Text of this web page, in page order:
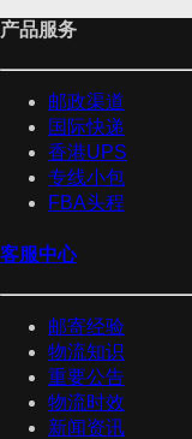
产品服务
邮政渠道
国际快递
香港UPS
专线小包
FBA头程
客服中心
邮寄经验
物流知识
重要公告
物流时效
新闻资讯